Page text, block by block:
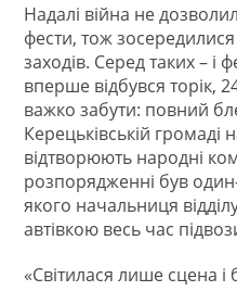
Надалі війна не
фести, тож
заходів. Серед таких – і
вперше відбувся торік,
важко забути: повний
Керецьківській громаді
відтворюють народні
розпорядженні був
якого начальниця
автівкою весь час
«Світилася лише сцена